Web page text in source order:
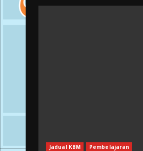
Jadual KBM Pembelajaran